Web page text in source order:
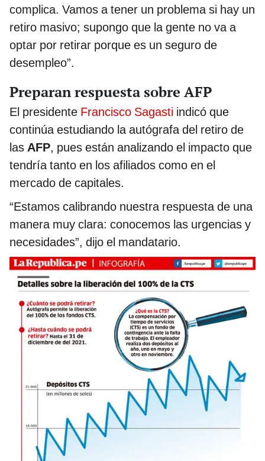
complica. Vamos a tener un problema si hay un
retiro masivo; supongo que la gente no va a
optar por retirar porque es un seguro de
desempleo”.
Preparan respuesta sobre AFP
El presidente Francisco Sagasti indicó que
continúa estudiando la autógrafa del retiro de
las AFP, pues están analizando el impacto que
tendría tanto en los afiliados como en el
mercado de capitales.
“Estamos calibrando nuestra respuesta de una
manera muy clara: conocemos las urgencias y
necesidades”, dijo el mandatario.